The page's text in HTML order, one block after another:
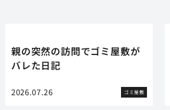
親の突然の訪問でゴミ屋敷が
バレた日記
2026.07.26 ゴミ屋敷